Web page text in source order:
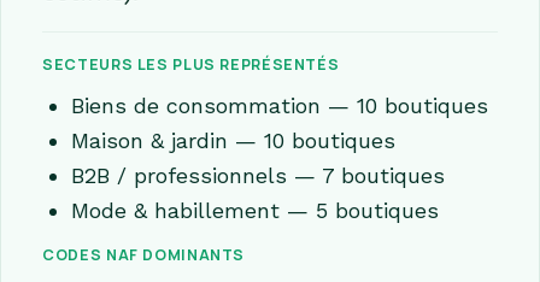
SECTEURS LES PLUS REPRÉSENTÉS
Biens de consommation — 10 boutiques
Maison & jardin — 10 boutiques
B2B / professionnels — 7 boutiques
Mode & habillement — 5 boutiques
CODES NAF DOMINANTS